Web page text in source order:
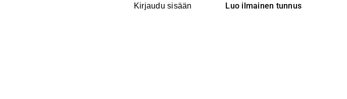
Kirjaudu sisään Luo ilmainen tunnus